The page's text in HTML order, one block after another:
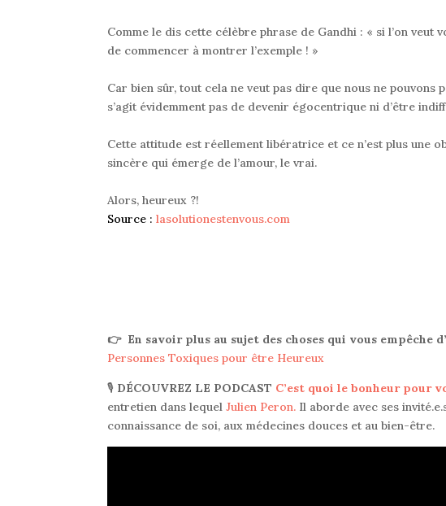
Comme le dis cette célèbre phrase de Gandhi : « si l’on veut
de commencer à montrer l’exemple ! »
Car bien sûr, tout cela ne veut pas dire que nous ne pouvons
s’agit évidemment pas de devenir égocentrique ni d’être
Cette attitude est réellement libératrice et ce n’est plus une
sincère qui émerge de l’amour, le vrai.
Alors, heureux ?!
Source : lasolutionestenvous.com
👉 En savoir plus au sujet des choses qui vous empêche
Personnes Toxiques pour être Heureux
🎙 DÉCOUVREZ LE PODCAST C’est quoi le bonheur pour
entretien dans lequel Julien Peron. Il aborde avec ses
connaissance de soi, aux médecines douces et au bien-être.